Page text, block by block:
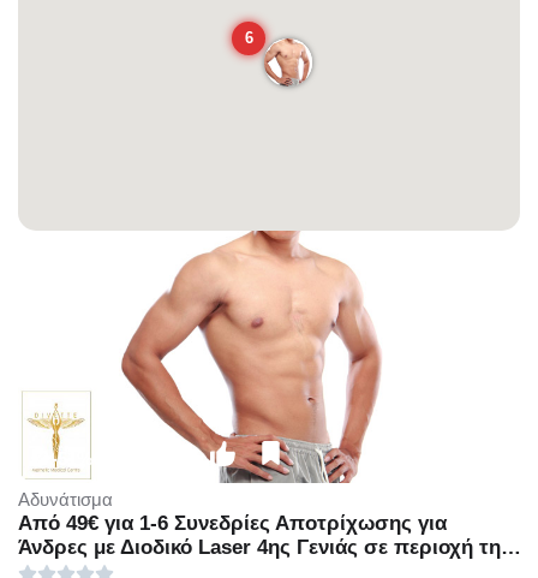
6
-51%
Αδυνάτισμα
Από 49€ για 1-6 Συνεδρίες Αποτρίχωσης για
Άνδρες με Διοδικό Laser 4ης Γενιάς σε περιοχή της
επιλογής σας, στον πολυχώρο του Divette